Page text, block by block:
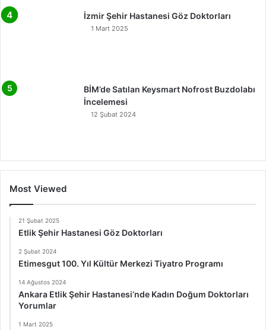
İzmir Şehir Hastanesi Göz Doktorları
1 Mart 2025
BİM’de Satılan Keysmart Nofrost Buzdolabı
İncelemesi
12 Şubat 2024
Most Viewed
21 Şubat 2025
Etlik Şehir Hastanesi Göz Doktorları
2 Şubat 2024
Etimesgut 100. Yıl Kültür Merkezi Tiyatro Programı
14 Ağustos 2024
Ankara Etlik Şehir Hastanesi’nde Kadın Doğum Doktorları
Yorumlar
1 Mart 2025